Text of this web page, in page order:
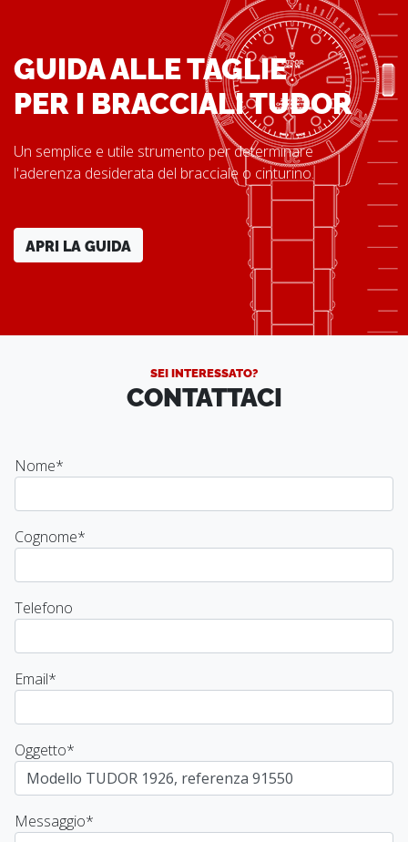
GUIDA ALLE TAGLIE
PER I BRACCIALI TUDOR
Un semplice e utile strumento per determinare
l'aderenza desiderata del bracciale o cinturino.
APRI LA GUIDA
SEI INTERESSATO?
CONTATTACI
Nome*
Cognome*
Telefono
Email*
Oggetto*
Messaggio*